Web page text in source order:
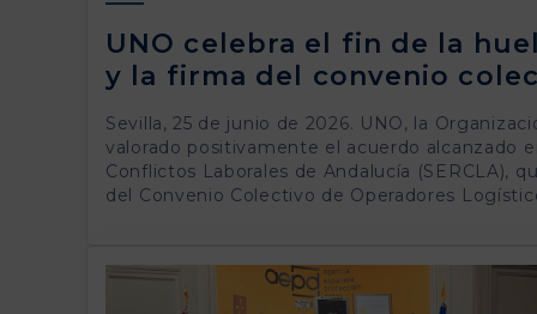
UNO celebra el fin de la
y la firma del convenio
Sevilla, 25 de junio de 2026. UNO, la
valorado positivamente el acuerdo alcanzado
Conflictos Laborales de Andalucía (SERCLA),
del Convenio Colectivo de Operadores